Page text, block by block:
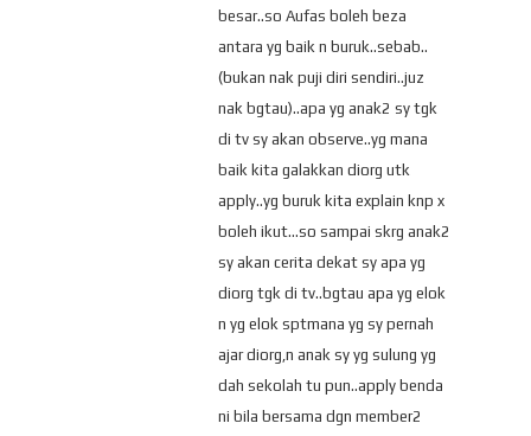
besar..so Aufas boleh beza
antara yg baik n buruk..sebab..
(bukan nak puji diri sendiri..juz
nak bgtau)..apa yg anak2 sy tgk
di tv sy akan observe..yg mana
baik kita galakkan diorg utk
apply..yg buruk kita explain knp x
boleh ikut...so sampai skrg anak2
sy akan cerita dekat sy apa yg
diorg tgk di tv..bgtau apa yg elok
n yg elok sptmana yg sy pernah
ajar diorg,n anak sy yg sulung yg
dah sekolah tu pun..apply benda
ni bila bersama dgn member2